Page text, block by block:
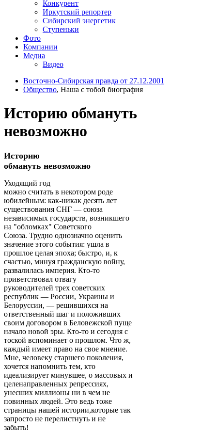
Конкурент
Иркутский репортер
Сибирский энергетик
Ступеньки
Фото
Компании
Медиа
Видео
Восточно-Сибирская правда от 27.12.2001
Общество, Наша с тобой биография
Историю обмануть
невозможно
Историю
обмануть невозможно
Уходящий год
можно считать в некотором роде
юбилейным: как-никак десять лет
существования СНГ — союза
независимых государств, возникшего
на "обломках" Советского
Союза. Трудно однозначно оценить
значение этого события: ушла в
прошлое целая эпоха; быстро, и, к
счастью, минуя гражданскую войну,
развалилась империя. Кто-то
приветствовал отвагу
руководителей трех советских
республик — России, Украины и
Белоруссии, — решившихся на
ответственный шаг и положивших
своим договором в Беловежской пуще
начало новой эры. Кто-то и сегодня с
тоской вспоминает о прошлом. Что ж,
каждый имеет право на свое мнение.
Мне, человеку старшего поколения,
хочется напомнить тем, кто
идеализирует минувшее, о массовых и
целенаправленных репрессиях,
унесших миллионы ни в чем не
повинных людей. Это ведь тоже
страницы нашей истории,которые так
запросто не перелистнуть и не
забыть!